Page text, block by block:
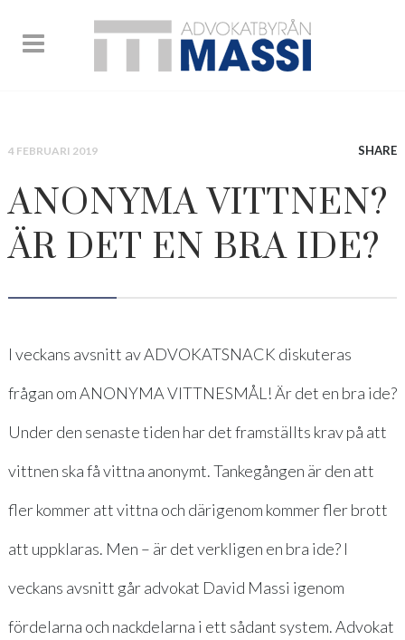
4 FEBRUARI 2019 SHARE
ANONYMA VITTNEN?
ÄR DET EN BRA IDE?
I veckans avsnitt av ADVOKATSNACK diskuteras
frågan om ANONYMA VITTNESMÅL! Är det en bra ide?
Under den senaste tiden har det framställts krav på att
vittnen ska få vittna anonymt. Tankegången är den att
fler kommer att vittna och därigenom kommer fler brott
att uppklaras. Men – är det verkligen en bra ide? I
veckans avsnitt går advokat David Massi igenom
fördelarna och nackdelarna i ett sådant system. Advokat